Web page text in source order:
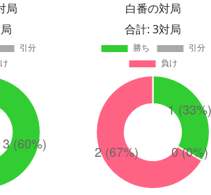
局
白番の対局
合計: 3対局